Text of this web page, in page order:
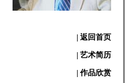
| 返回首页
| 艺术简历
| 作品欣赏